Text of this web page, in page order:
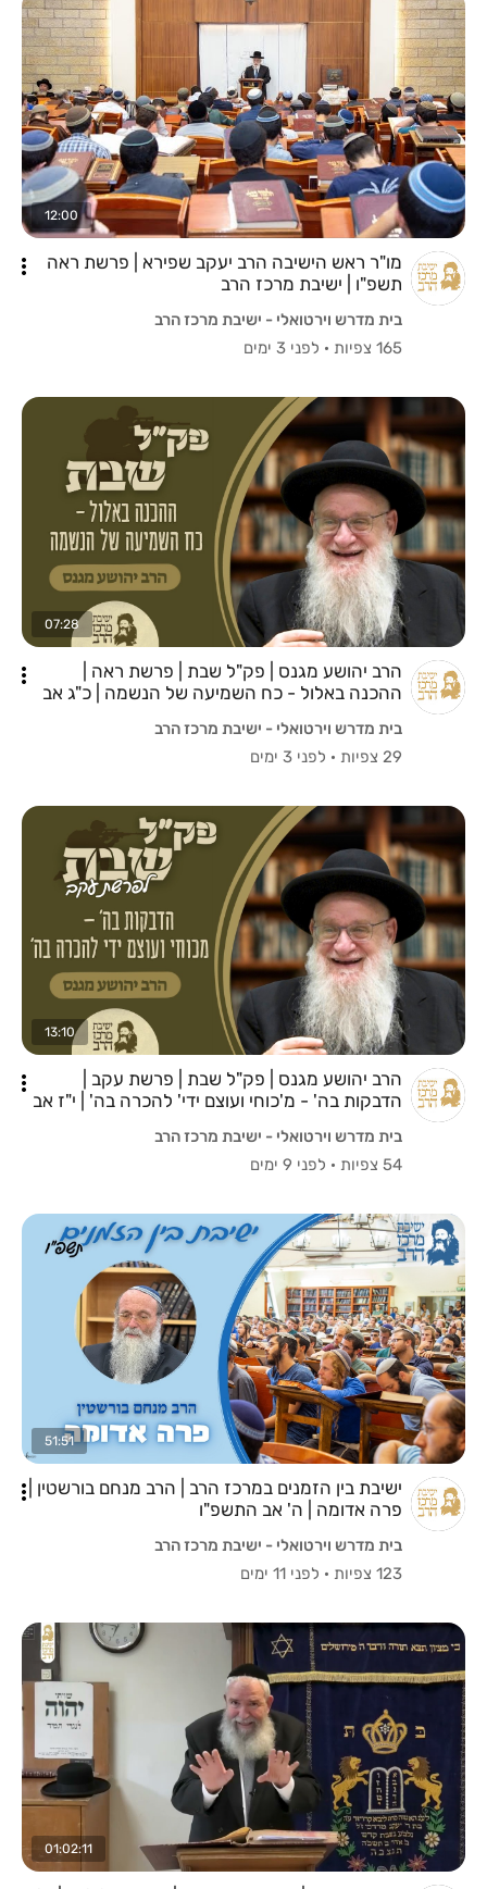
12:00
מו"ר ראש הישיבה הרב יעקב שפירא | פרשת ראה
תשפ"ו | ישיבת מרכז הרב
בית מדרש וירטואלי - ישיבת מרכז הרב
165 צפיות
· לפני 3 ימים
07:28
הרב יהושע מגנס | פק"ל שבת | פרשת ראה |
ההכנה באלול - כח השמיעה של הנשמה | כ"ג אב
בית מדרש וירטואלי - ישיבת מרכז הרב
29 צפיות
· לפני 3 ימים
13:10
הרב יהושע מגנס | פק"ל שבת | פרשת עקב |
הדבקות בה' - מ'כוחי ועוצם ידי' להכרה בה' | י"ז אב
בית מדרש וירטואלי - ישיבת מרכז הרב
54 צפיות
· לפני 9 ימים
51:51
ישיבת בין הזמנים במרכז הרב | הרב מנחם בורשטין |
פרה אדומה | ה' אב התשפ"ו
בית מדרש וירטואלי - ישיבת מרכז הרב
123 צפיות
· לפני 11 ימים
01:02:11